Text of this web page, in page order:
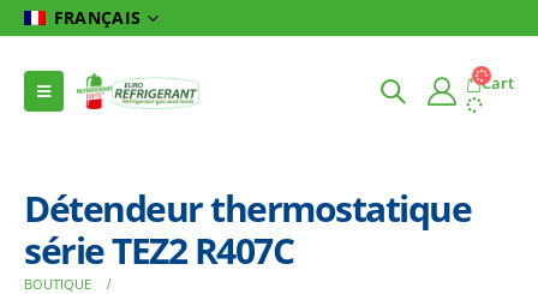
FRANÇAIS
Cart
Détendeur thermostatique
série TEZ2 R407C
BOUTIQUE